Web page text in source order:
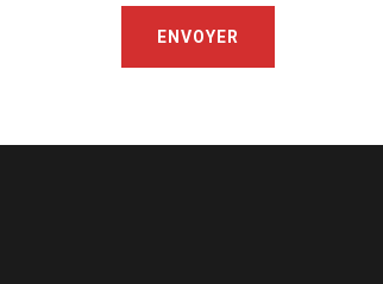
ENVOYER